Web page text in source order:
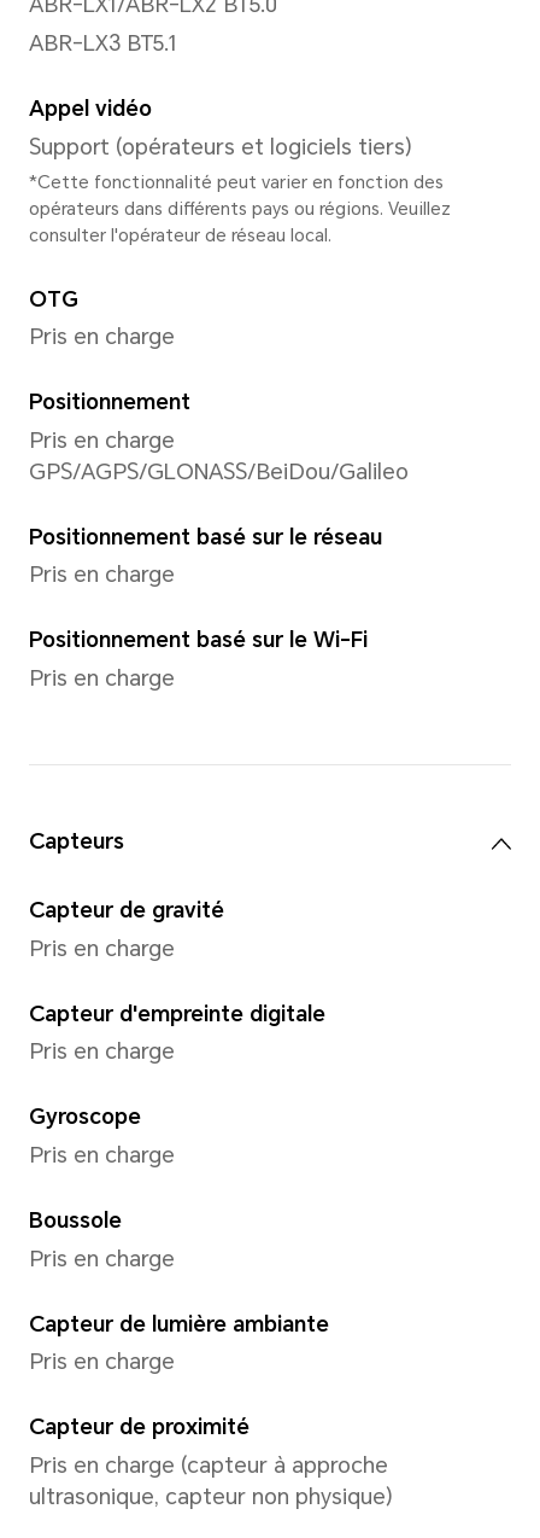
Photo, Vidéo, Portrait, Nuit,
Dual-view, Slow-Mo,
Watermark, HIGH-RES,
Document, Capture des
Appareil photo avant
Appareil photo avant
Caméra frontale 50MP (f/2.1)
vidéo. Veuillez vous référer aux
Résolution d'image
Supporte jusqu'à 81926144
*La résolution réelle de la vidéo
Supporte jusqu'à 10801920
vidéos
*Les pixels peuvent varier en
photo. Veuillez vous référer aux
Vidéo